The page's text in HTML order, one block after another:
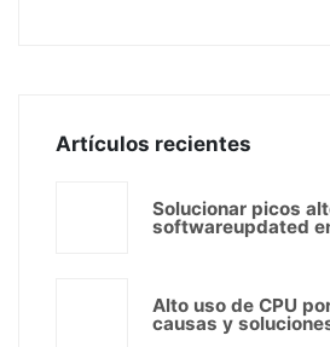
Artículos recientes
Solucionar picos
softwareupdated
Alto uso de CPU
causas y